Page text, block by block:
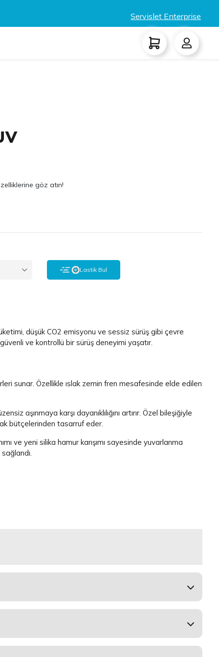
Servislet Enterprise
göz atın!
Lastik Bul
düşük CO2 emisyonu ve sessiz sürüş gibi çevre
ve kontrollü bir sürüş deneyimi yaşatır.
sunar. Özellikle ıslak zemin fren mesafesinde elde edilen
aşınmaya karşı dayanıklılığını artırır. Özel bileşiğiyle
bütçelerinden tasarruf eder.
ve yeni silika hamur karışımı sayesinde yuvarlanma